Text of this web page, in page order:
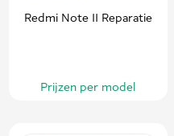
Redmi Note 11 Reparatie
Prijzen per model